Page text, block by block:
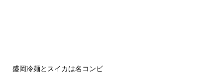
盛岡冷麺とスイカは名コンビ